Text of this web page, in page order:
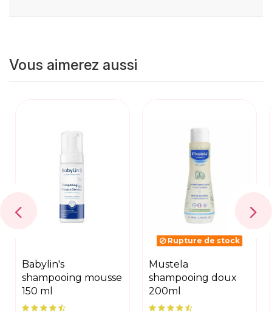
Vous aimerez aussi
babylin's
shampooing mousse
150 ml
Rupture de stock
mustela
shampooing doux
200ml